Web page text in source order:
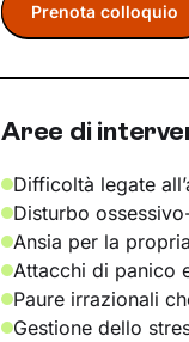
Prenota colloquio
Aree di
Difficoltà legate
Disturbo
Ansia per la
Attacchi di panico
Paure irrazionali
Gestione dello